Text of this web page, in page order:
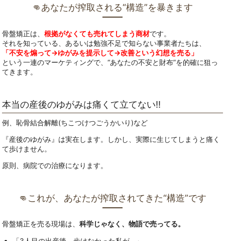
👊あなたが搾取される“構造”を暴きます
骨盤矯正は、根拠がなくても売れてしまう商材です。
それを知っている、あるいは勉強不足で知らない事業者たちは、
「不安を煽って→ゆがみを提示して→改善という幻想を売る」
という一連のマーケティングで、“あなたの不安と財布”を的確に狙っ
てきます。
本当の産後のゆがみは痛くて立てない‼
例、恥骨結合解離(ちこつけつごうかいり)など
『産後のゆがみ』は実在します。しかし、実際に生じてしまうと痛く
て歩けません。
原則、病院での治療になります。
👊これが、あなたが搾取されてきた“構造”です
骨盤矯正を売る現場は、科学じゃなく、物語で売ってる。